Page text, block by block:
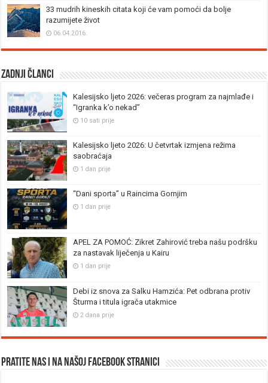
33 mudrih kineskih citata koji će vam pomoći da bolje
razumijete život
06.04.2016.
Zadnji članci
Kalesijsko ljeto 2026: večeras program za najmlađe i
“Igranka k’o nekad”
10 sati prije
Kalesijsko ljeto 2026: U četvrtak izmjena režima
saobraćaja
1 dan prije
“Dani sporta” u Raincima Gornjim
1 dan prije
APEL ZA POMOĆ: Zikret Zahirović treba našu podršku
za nastavak liječenja u Kairu
1 dan prije
Debi iz snova za Salku Hamzića: Pet odbrana protiv
Šturma i titula igrača utakmice
2 dana prije
Pratite nas i na našoj facebook stranici